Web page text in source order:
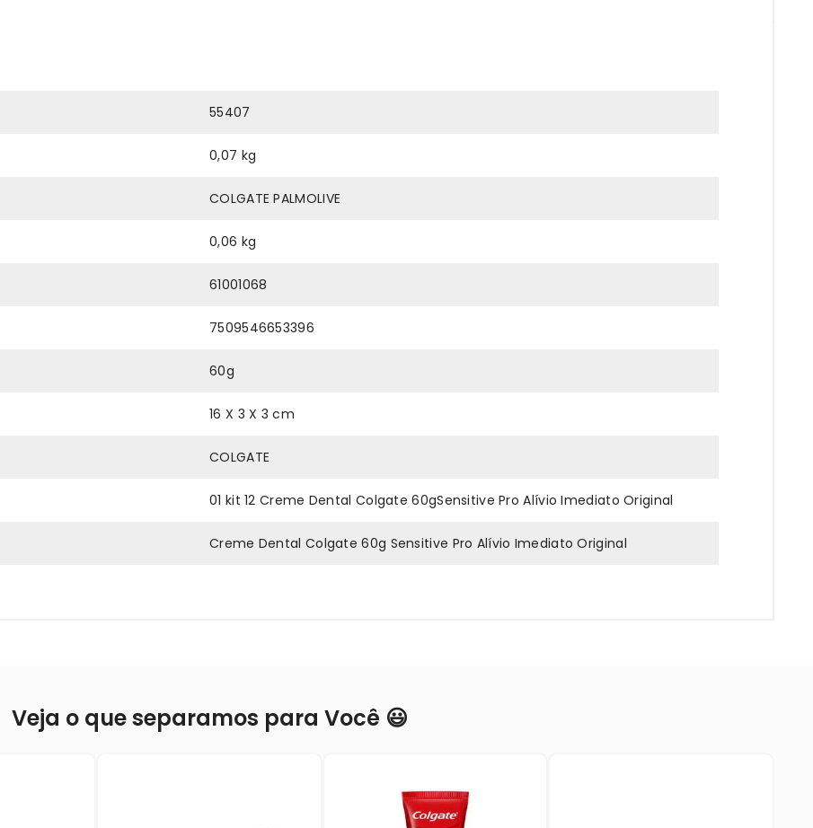
55407
0,07 kg
COLGATE PALMOLIVE
0,06 kg
61001068
7509546653396
60g
16 X 3 X 3 cm
COLGATE
01 kit 12 Creme Dental Colgate 60gSensitive Pro Alívio Imediato Original
Creme Dental Colgate 60g Sensitive Pro Alívio Imediato Original
Veja o que separamos para Você 😃